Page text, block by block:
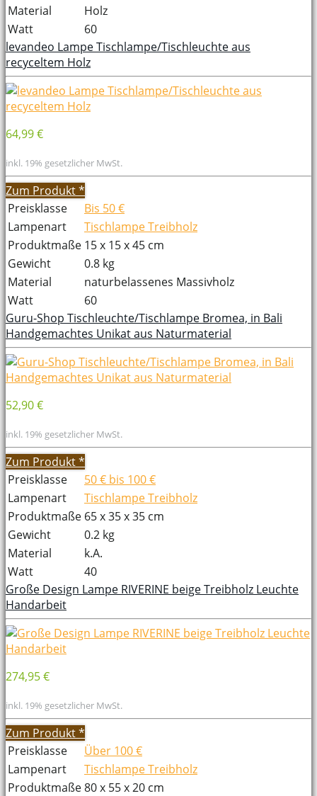
Material
Holz
Watt
60
levandeo Lampe Tischlampe/Tischleuchte aus
recyceltem Holz
64,99 €
inkl. 19% gesetzlicher MwSt.
Zum Produkt*
Preisklasse
Bis 50 €
Lampenart
Tischlampe Treibholz
Produktmaße 15 x 15 x 45 cm
Gewicht
0.8 kg
Material
naturbelassenes Massivholz
Watt
60
Guru-Shop Tischleuchte/Tischlampe Bromea, in Bali
Handgemachtes Unikat aus Naturmaterial
52,90 €
inkl. 19% gesetzlicher MwSt.
Zum Produkt*
Preisklasse
50 € bis 100 €
Lampenart
Tischlampe Treibholz
Produktmaße 65 x 35 x 35 cm
Gewicht
0.2 kg
Material
k.A.
Watt
40
Große Design Lampe RIVERINE beige Treibholz Leuchte
Handarbeit
274,95 €
inkl. 19% gesetzlicher MwSt.
Zum Produkt*
Preisklasse
Über 100 €
Lampenart
Tischlampe Treibholz
Produktmaße80 x 55 x 20 cm